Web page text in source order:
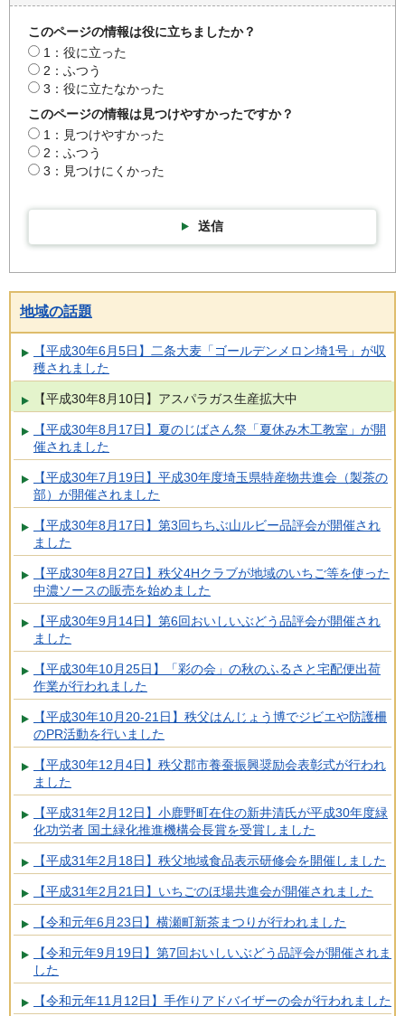
このページの情報は役に立ちましたか？
1：役に立った
2：ふつう
3：役に立たなかった
このページの情報は見つけやすかったですか？
1：見つけやすかった
2：ふつう
3：見つけにくかった
送信
地域の話題
【平成30年6月5日】二条大麦「ゴールデンメロン埼1号」が収
穫されました
【平成30年8月10日】アスパラガス生産拡大中
【平成30年8月17日】夏のじばさん祭「夏休み木工教室」が開
催されました
【平成30年7月19日】平成30年度埼玉県特産物共進会（製茶の
部）が開催されました
【平成30年8月17日】第3回ちちぶ山ルビー品評会が開催され
ました
【平成30年8月27日】秩父4Hクラブが地域のいちご等を使った
中濃ソースの販売を始めました
【平成30年9月14日】第6回おいしいぶどう品評会が開催され
ました
【平成30年10月25日】「彩の会」の秋のふるさと宅配便出荷
作業が行われました
【平成30年10月20-21日】秩父はんじょう博でジビエや防護柵
のPR活動を行いました
【平成30年12月4日】秩父郡市養蚕振興奨励会表彰式が行われ
ました
【平成31年2月12日】小鹿野町在住の新井清氏が平成30年度緑
化功労者 国土緑化推進機構会長賞を受賞しました
【平成31年2月18日】秩父地域食品表示研修会を開催しました
【平成31年2月21日】いちごのほ場共進会が開催されました
【令和元年6月23日】横瀬町新茶まつりが行われました
【令和元年9月19日】第7回おいしいぶどう品評会が開催されま
した
【令和元年11月12日】手作りアドバイザーの会が行われました